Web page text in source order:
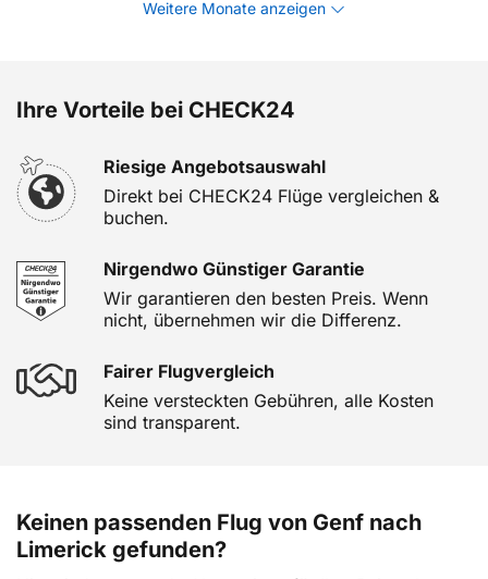
Weitere Monate anzeigen
Ihre Vorteile bei CHECK24
Riesige Angebotsauswahl
Direkt bei CHECK24 Flüge vergleichen &
buchen.
Nirgendwo Günstiger Garantie
Wir garantieren den besten Preis. Wenn
nicht, übernehmen wir die Differenz.
Fairer Flugvergleich
Keine versteckten Gebühren, alle Kosten
sind transparent.
Keinen passenden Flug von Genf nach
Limerick gefunden?